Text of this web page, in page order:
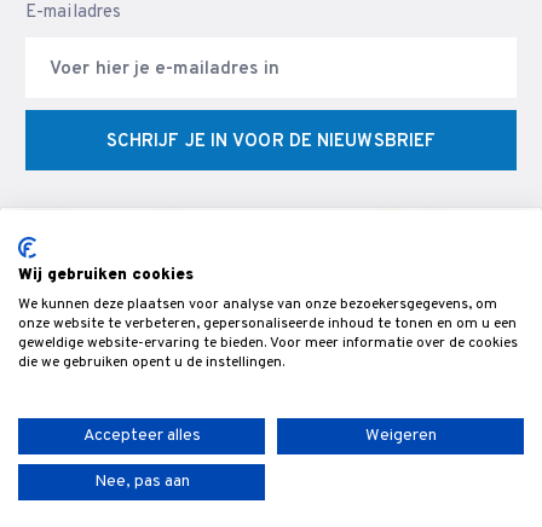
E-mailadres
SCHRIJF JE IN VOOR DE NIEUWSBRIEF
© Veldman Slijptechniek - Slijperij & specialist in CNC
gereedschappen & snijgereedschap voor de bewerking van hout,-
Algemene voorwaarden
Wij gebruiken cookies
We kunnen deze plaatsen voor analyse van onze bezoekersgegevens, om
onze website te verbeteren, gepersonaliseerde inhoud te tonen en om u een
geweldige website-ervaring te bieden. Voor meer informatie over de cookies
die we gebruiken opent u de instellingen.
Accepteer alles Weigeren
Nee, pas aan